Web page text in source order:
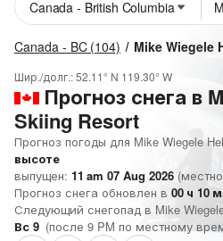
Canada - BC (104) Mike Wiegele
Шир./долг.:52.11° N 119.30° W
Прогноз снега в
Skiing Resort
Прогноз погоды для Mike Wiegele
высоте
выпущен: 11 am 07 Aug 2026
Прогноз снега обновлен в 00 ч 10
Следующий снегопад в Mike
Вс 9 (после 9 PM по местному